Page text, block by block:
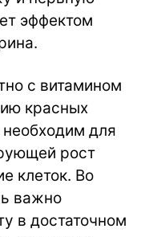
эффектом
с витамином
красных
для
рост
клеток. Во
важно
в достаточном